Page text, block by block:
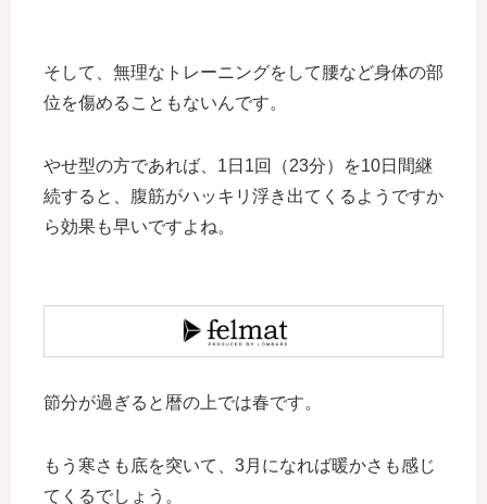
そして、無理なトレーニングをして腰など身体の部
位を傷めることもないんです。
やせ型の方であれば、1日1回（23分）を10日間継
続すると、腹筋がハッキリ浮き出てくるようですか
ら効果も早いですよね。
節分が過ぎると暦の上では春です。
もう寒さも底を突いて、3月になれば暖かさも感じ
てくるでしょう。